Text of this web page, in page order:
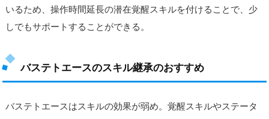
いるため、操作時間延長の潜在覚醒スキルを付けることで、少
しでもサポートすることができる。
バステトエースのスキル継承のおすすめ
バステトエースはスキルの効果が弱め。覚醒スキルやステータ